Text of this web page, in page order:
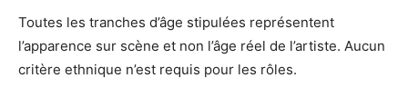
Toutes les tranches d’âge stipulées représentent
l’apparence sur scène et non l’âge réel de l’artiste. Aucun
critère ethnique n’est requis pour les rôles.